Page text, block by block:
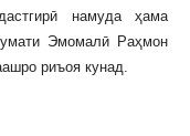
намуда ҳама
Эмомалӣ Раҳмон
риъоя кунад.